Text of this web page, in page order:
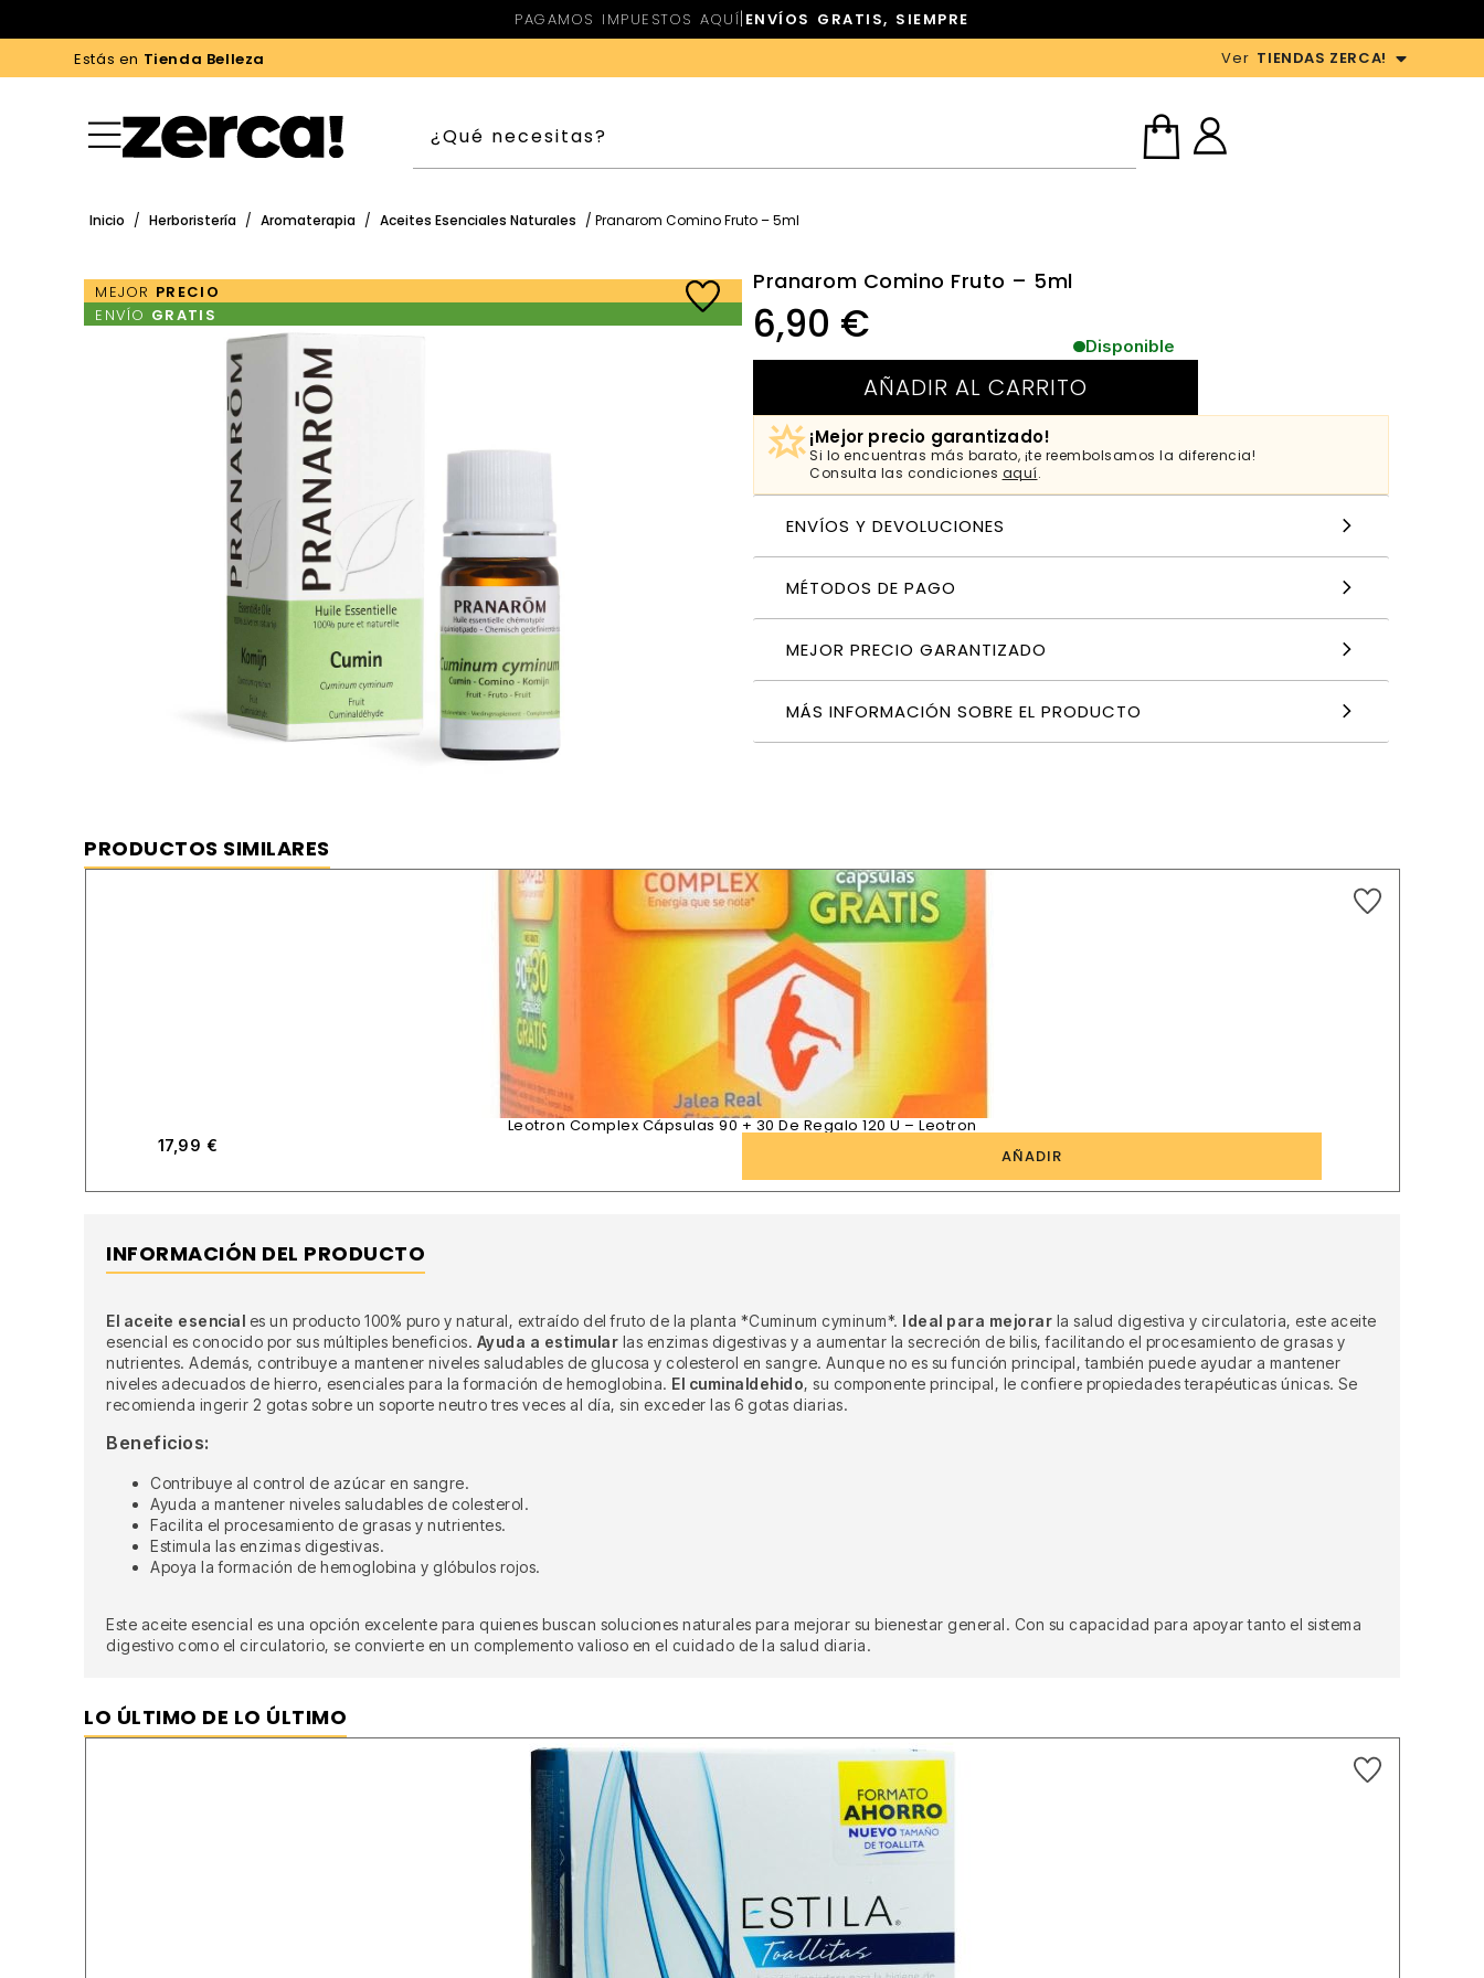
PAGAMOS IMPUESTOS AQUÍ| ENVÍOS GRATIS, SIEMPRE
Estás en Tienda Belleza Ver TIENDAS ZERCA!
Inicio / Herboristería / Aromaterapia / Aceites Esenciales Naturales / Pranarom Comino Fruto – 5ml
MEJOR PRECIO
ENVÍO GRATIS
Pranarom Comino Fruto – 5ml
6,90 € Disponible
AÑADIR AL CARRITO
¡Mejor precio garantizado!
Si lo encuentras más barato, ¡te reembolsamos la diferencia!
Consulta las condiciones aquí.
ENVÍOS Y DEVOLUCIONES
MÉTODOS DE PAGO
MEJOR PRECIO GARANTIZADO
MÁS INFORMACIÓN SOBRE EL PRODUCTO
PRODUCTOS SIMILARES
Leotron Complex Cápsulas 90 + 30 De Regalo 120 U – Leotron
17,99 €
AÑADIR
INFORMACIÓN DEL PRODUCTO
El aceite esencial es un producto 100% puro y natural, extraído del fruto de la planta *Cuminum cyminum*. Ideal para mejorar la salud digestiva y circulatoria, este aceite
esencial es conocido por sus múltiples beneficios. Ayuda a estimular las enzimas digestivas y a aumentar la secreción de bilis, facilitando el procesamiento de grasas y
nutrientes. Además, contribuye a mantener niveles saludables de glucosa y colesterol en sangre. Aunque no es su función principal, también puede ayudar a mantener
niveles adecuados de hierro, esenciales para la formación de hemoglobina. El cuminaldehido, su componente principal, le confiere propiedades terapéuticas únicas. Se
recomienda ingerir 2 gotas sobre un soporte neutro tres veces al día, sin exceder las 6 gotas diarias.
Beneficios:
Contribuye al control de azúcar en sangre.
Ayuda a mantener niveles saludables de colesterol.
Facilita el procesamiento de grasas y nutrientes.
Estimula las enzimas digestivas.
Apoya la formación de hemoglobina y glóbulos rojos.
Este aceite esencial es una opción excelente para quienes buscan soluciones naturales para mejorar su bienestar general. Con su capacidad para apoyar tanto el sistema
digestivo como el circulatorio, se convierte en un complemento valioso en el cuidado de la salud diaria.
LO ÚLTIMO DE LO ÚLTIMO